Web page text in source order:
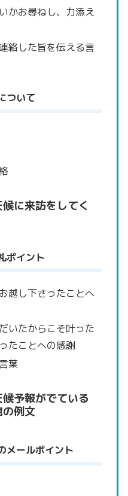
かお尋ねし、力添え
絡した旨を伝える言
ついて
に来訪をしてく
ポイント
越し下さったことへ
いたからこそ叶った
たことへの感謝
葉
予報がでている
例文
メールポイント